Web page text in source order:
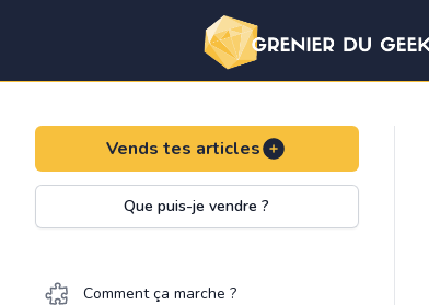
Vends tes articles
Que puis-je vendre ?
Comment ça marche ?